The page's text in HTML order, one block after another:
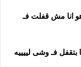
انا مش قفلت فـ
فـ وشى لييييه